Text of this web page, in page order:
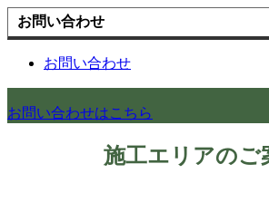
お問い合わせ
お問い合わせ
お問い合わせはこちら
施工エリアのご